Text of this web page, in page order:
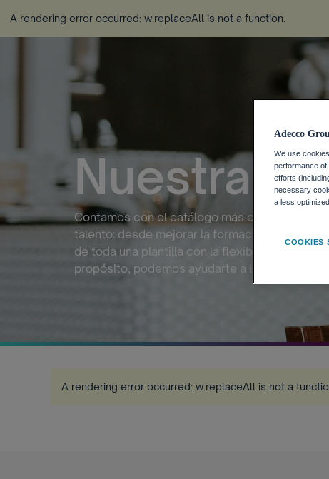
A rendering error occurred: w.replaceAll is not a function
Nuestras
Contamos con el catálogo más completo de
talento: desde mejorar la formación de un
de toda una plantilla con la flexibilidad que tú
propósito, podemos ayudarte a lograrlo.
A rendering error occurred: w.replaceAll is not a
Adecco
We use
performance of
efforts
necessary
a less
COOKIES